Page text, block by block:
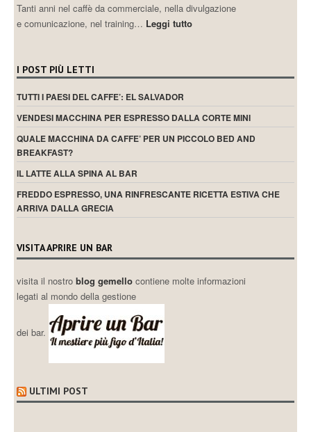
Tanti anni nel caffè da commerciale, nella divulgazione
e comunicazione, nel training… Leggi tutto
I POST PIÙ LETTI
TUTTI I PAESI DEL CAFFE’: EL SALVADOR
VENDESI MACCHINA PER ESPRESSO DALLA CORTE MINI
QUALE MACCHINA DA CAFFE’ PER UN PICCOLO BED AND
BREAKFAST?
IL LATTE ALLA SPINA AL BAR
FREDDO ESPRESSO, UNA RINFRESCANTE RICETTA ESTIVA CHE
ARRIVA DALLA GRECIA
VISITA APRIRE UN BAR
visita il nostroblog gemellocontiene molte informazioni
legati al mondo della gestione
dei bar.
ULTIMI POST